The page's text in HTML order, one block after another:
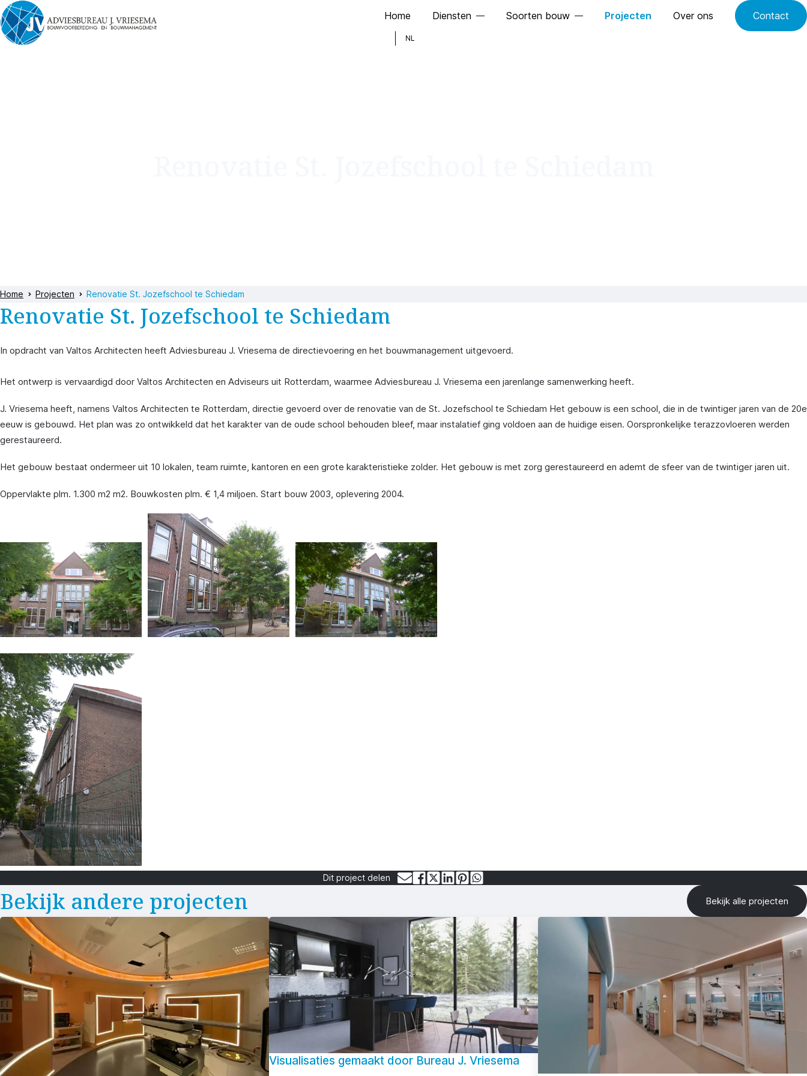
Home Diensten Soorten bouw Projecten Over ons Contact
NL
Home Projecten Renovatie St. Jozefschool te Schiedam
Renovatie St. Jozefschool te Schiedam
In opdracht van Valtos Architecten heeft Adviesbureau J. Vriesema de directievoering en het bouwmanagement uitgevoerd.
Het ontwerp is vervaardigd door Valtos Architecten en Adviseurs uit Rotterdam, waarmee Adviesbureau J. Vriesema een jarenlange samenwerking heeft.
J. Vriesema heeft, namens Valtos Architecten te Rotterdam, directie gevoerd over de renovatie van de St. Jozefschool te Schiedam Het gebouw is een school, die in de twintiger jaren van de 20e
eeuw is gebouwd. Het plan was zo ontwikkeld dat het karakter van de oude school behouden bleef, maar instalatief ging voldoen aan de huidige eisen. Oorspronkelijke terazzovloeren werden
gerestaureerd.
Het gebouw bestaat ondermeer uit 10 lokalen, team ruimte, kantoren en een grote karakteristieke zolder. Het gebouw is met zorg gerestaureerd en ademt de sfeer van de twintiger jaren uit.
Oppervlakte plm. 1.300 m2 m2. Bouwkosten plm. € 1,4 miljoen. Start bouw 2003, oplevering 2004.
Dit project delen
Bekijk andere projecten Bekijk alle projecten
Visualisaties gemaakt door Bureau J. Vriesema